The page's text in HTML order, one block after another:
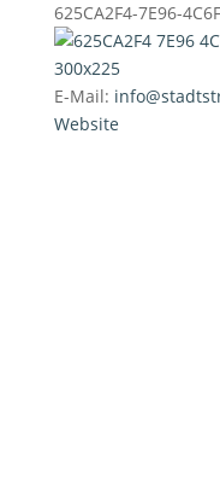
625CA2F4-7E96-
E-Mail:
Website